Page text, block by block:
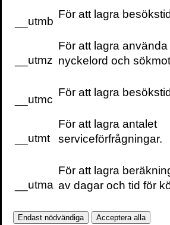
Jim
mest
mer
__utmb
För att lagra
__utmz
För att lagra använda
nyckelord och
__utmc
För att lagra
__utmt
För att lagra antalet
serviceförfrågningar.
__utma
För att lagra
av dagar och tid för
Endast nödvändiga Acceptera alla